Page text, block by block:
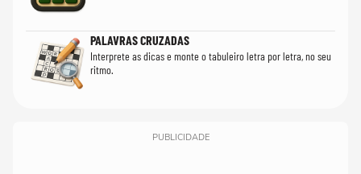
PALAVRAS CRUZADAS
Interprete as dicas e monte o tabuleiro letra por letra, no seu
ritmo.
PUBLICIDADE